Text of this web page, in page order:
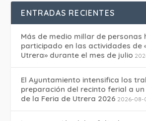
ENTRADAS RECIENTES
Más de medio millar de personas
participado en las actividades de
Utrera» durante el mes de julio
El Ayuntamiento intensifica los
preparación del recinto ferial a un
de la Feria de Utrera 2026 2026-08-